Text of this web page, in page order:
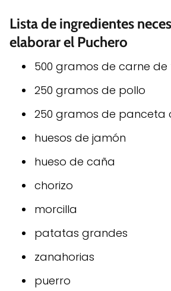
Lista de ingredientes
elaborar el Puchero
500 gramos de carne de
250 gramos de pollo
250 gramos de panceta
huesos de jamón
hueso de caña
chorizo
morcilla
patatas grandes
zanahorias
puerro